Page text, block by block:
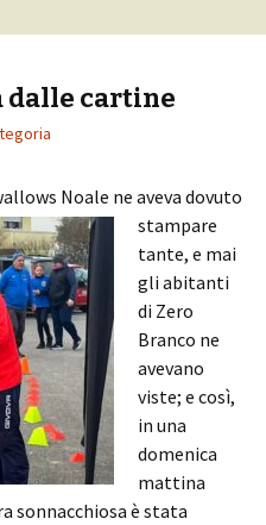
dalle cartine
Noale ne aveva dovuto
stampare
tante, e mai
gli abitanti
di Zero
Branco ne
avevano
viste; e così,
in una
domenica
mattina
sonnacchiosa è stata